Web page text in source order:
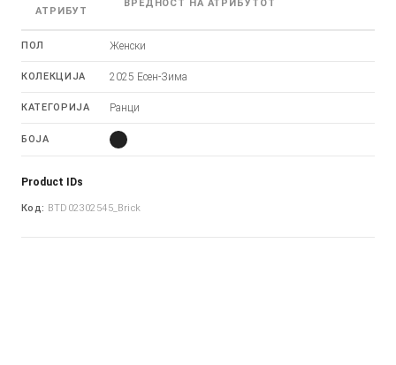
АТРИБУТ
ВРЕДНОСТ НА АТРИБУТОТ
ПОЛ Женски
КОЛЕКЦИЈА 2025 Есен-Зима
КАТЕГОРИЈА Ранци
БОЈА
Product IDs
Код: BTD02302545_Brick